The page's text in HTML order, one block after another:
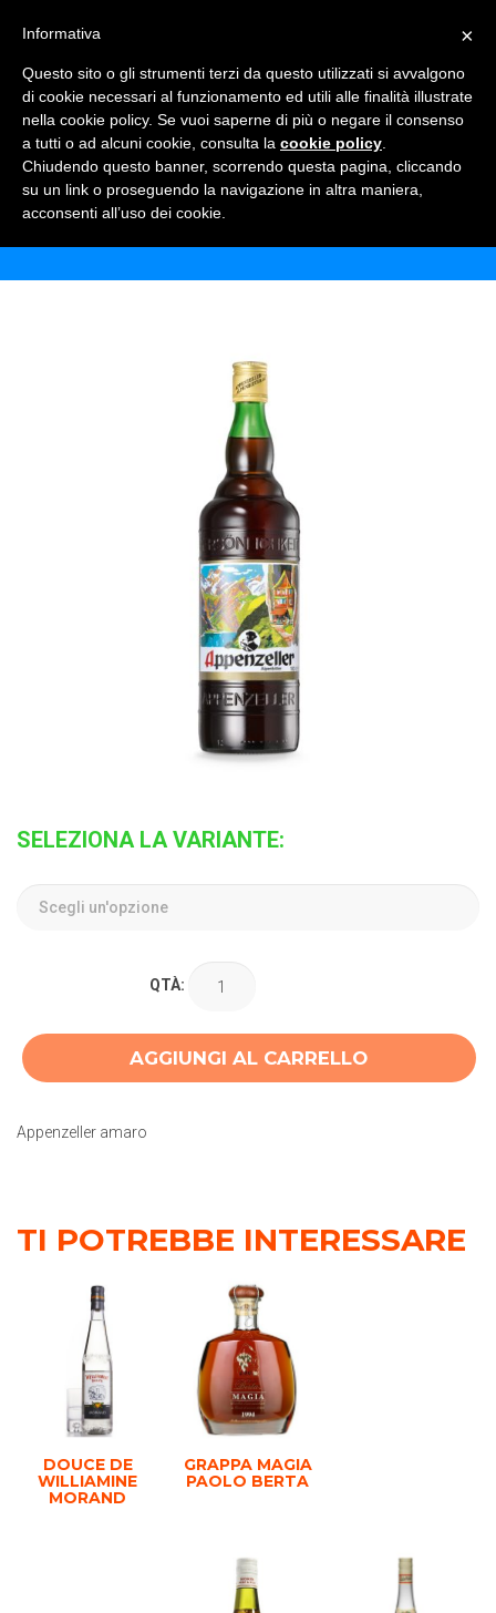
APPENZELLER AMARO
Home Shop Alcolici
SELEZIONA LA VARIANTE:
QTÀ:
AGGIUNGI AL CARRELLO
Appenzeller amaro
TI POTREBBE INTERESSARE
DOUCE DE
WILLIAMINE
MORAND
GRAPPA MAGIA
PAOLO BERTA
×
Informativa
Questo sito o gli strumenti terzi da questo utilizzati si avvalgono
di cookie necessari al funzionamento ed utili alle finalità illustrate
nella cookie policy. Se vuoi saperne di più o negare il consenso
a tutti o ad alcuni cookie, consulta la cookie policy
Chiudendo questo banner, scorrendo questa pagina, cliccando
su un link o proseguendo la navigazione in altra maniera,
acconsenti all’uso dei cookie.